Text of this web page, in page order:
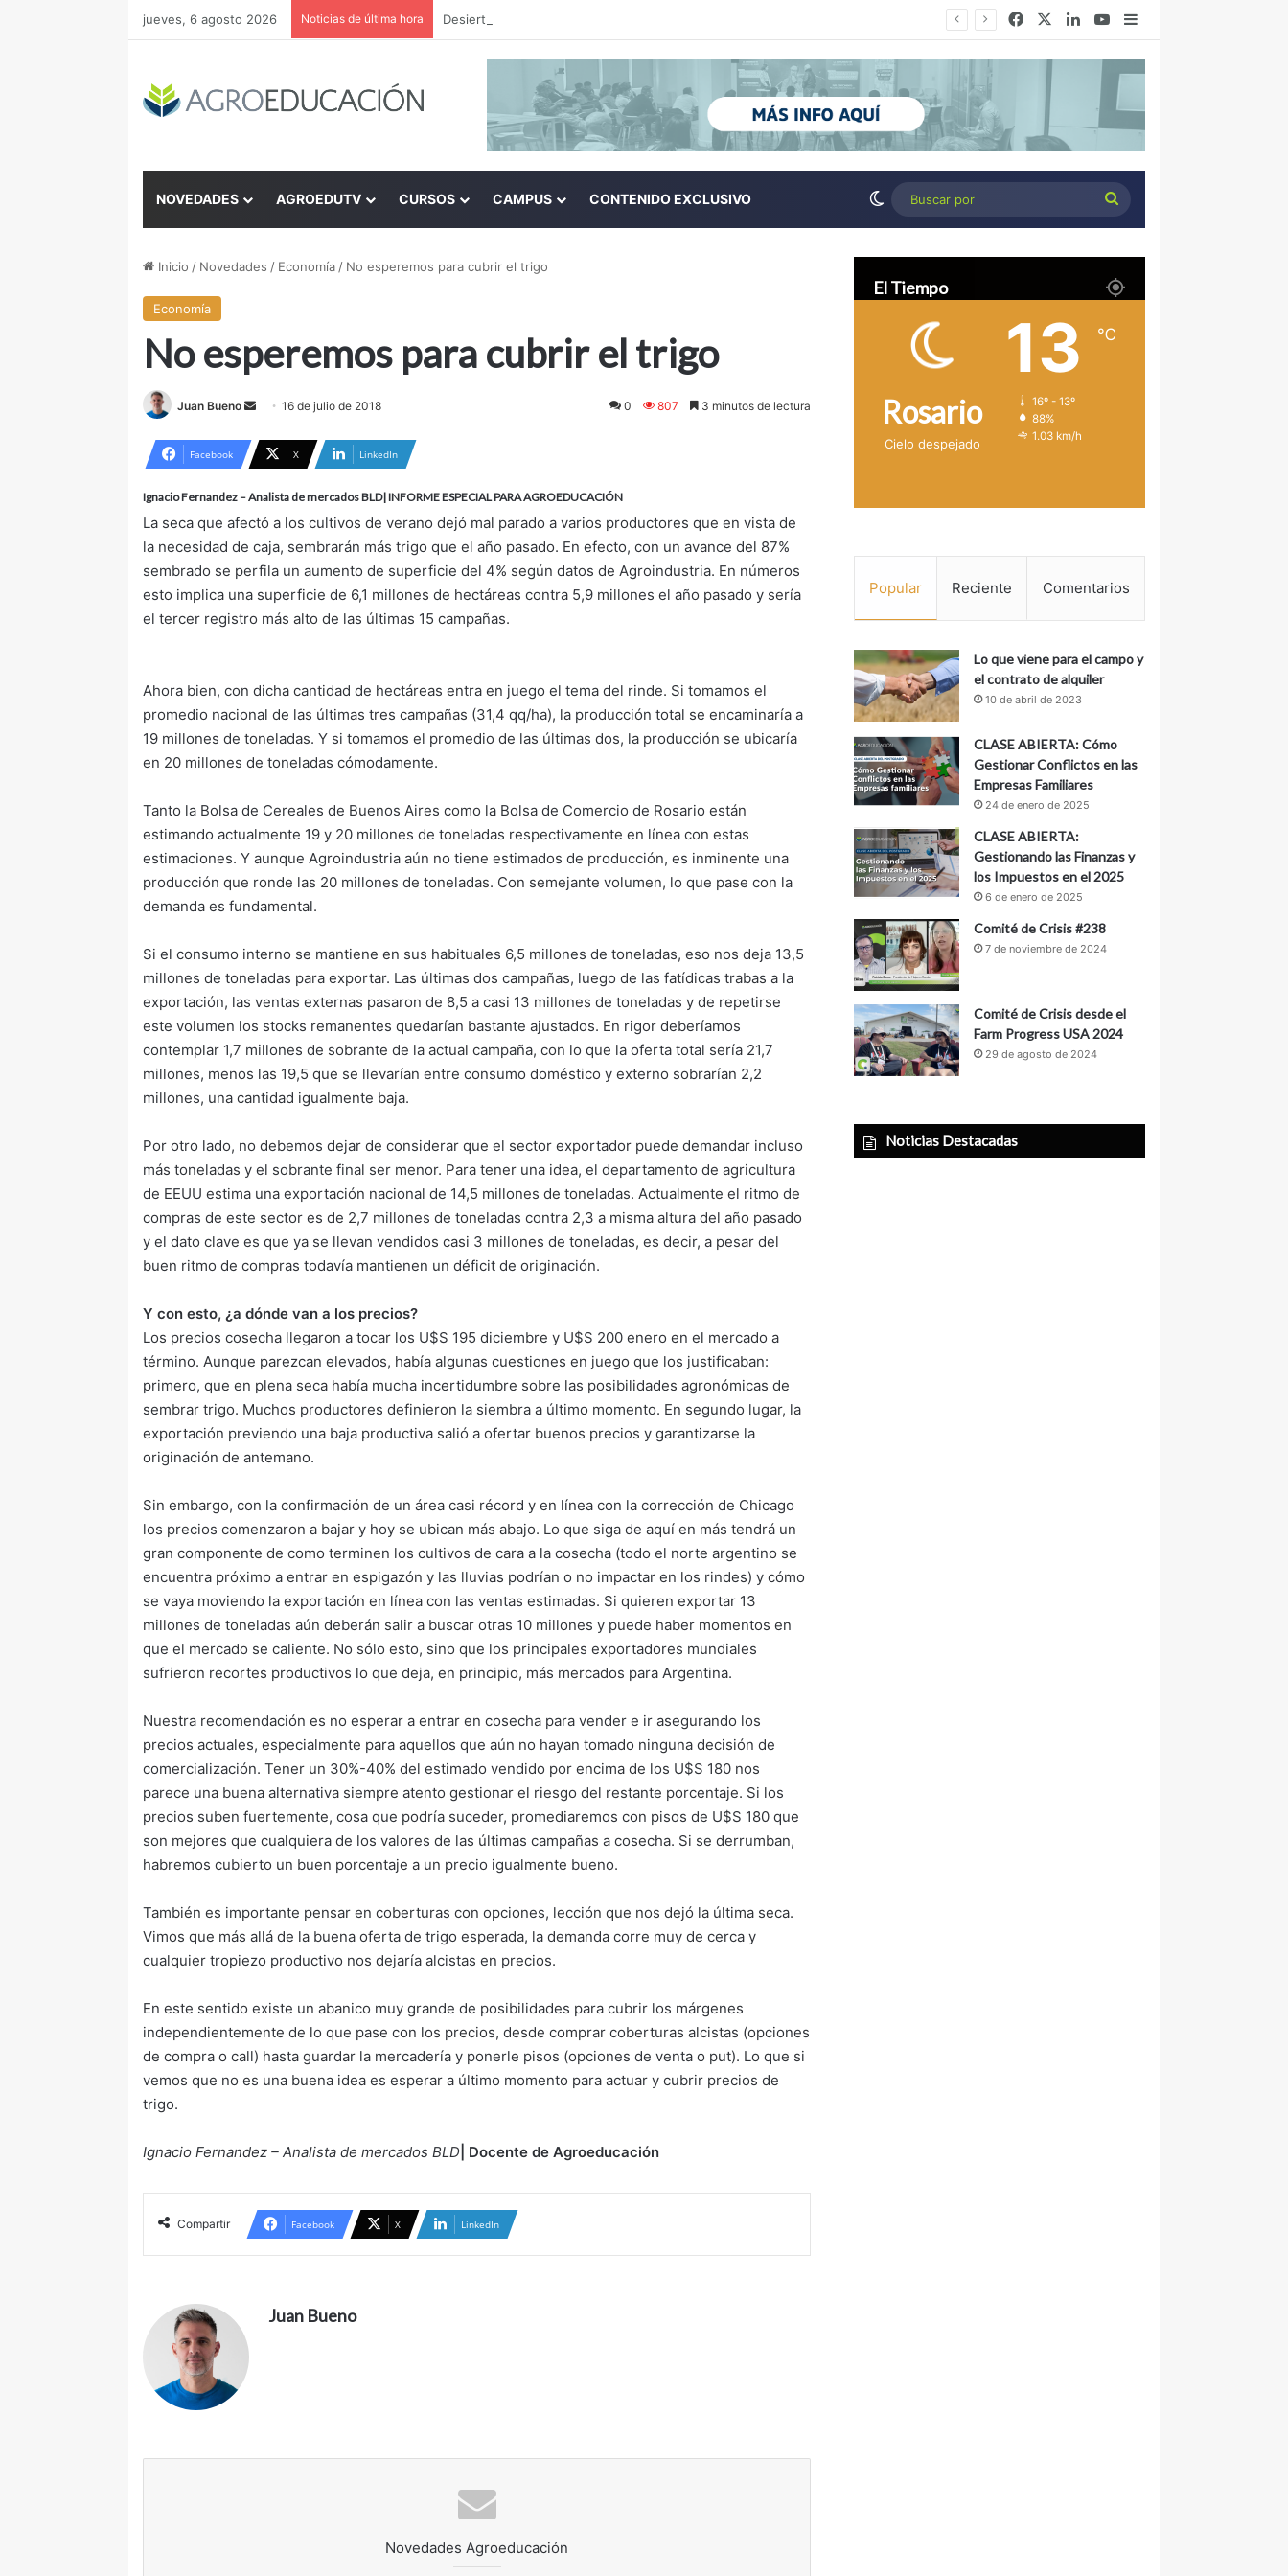
jueves, 6 agosto 2026 Noticias de última hora FacebookLinkedInYouTubeBarra lateral
NOVEDADES AGROEDUTV CURSOS CAMPUS CONTENIDO EXCLUSIVO Switch skin
Buscar
por
Inicio / Novedades / Economía / No esperemos para cubrir el trigo
Economía
No esperemos para cubrir el trigo
Juan Bueno
n
a
n
e
m
a
16 de julio de 2018 0 807 3 minutos de lectura
Facebook X LinkedIn
Ignacio Fernandez – Analista de mercados BLD| INFORME ESPECIAL PARA AGROEDUCACIÓN
La seca que afectó a los cultivos de verano dejó mal parado a varios productores que en vista de
la necesidad de caja, sembrarán más trigo que el año pasado. En efecto, con un avance del 87%
sembrado se perfila un aumento de superficie del 4% según datos de Agroindustria. En números
esto implica una superficie de 6,1 millones de hectáreas contra 5,9 millones el año pasado y sería
el tercer registro más alto de las últimas 15 campañas.
Ahora bien, con dicha cantidad de hectáreas entra en juego el tema del rinde. Si tomamos el
promedio nacional de las últimas tres campañas (31,4 qq/ha), la producción total se encaminaría a
19 millones de toneladas. Y si tomamos el promedio de las últimas dos, la producción se ubicaría
en 20 millones de toneladas cómodamente.
Tanto la Bolsa de Cereales de Buenos Aires como la Bolsa de Comercio de Rosario están
estimando actualmente 19 y 20 millones de toneladas respectivamente en línea con estas
estimaciones. Y aunque Agroindustria aún no tiene estimados de producción, es inminente una
producción que ronde las 20 millones de toneladas. Con semejante volumen, lo que pase con la
demanda es fundamental.
Si el consumo interno se mantiene en sus habituales 6,5 millones de toneladas, eso nos deja 13,5
millones de toneladas para exportar. Las últimas dos campañas, luego de las fatídicas trabas a la
exportación, las ventas externas pasaron de 8,5 a casi 13 millones de toneladas y de repetirse
este volumen los stocks remanentes quedarían bastante ajustados. En rigor deberíamos
contemplar 1,7 millones de sobrante de la actual campaña, con lo que la oferta total sería 21,7
millones, menos las 19,5 que se llevarían entre consumo doméstico y externo sobrarían 2,2
millones, una cantidad igualmente baja.
Por otro lado, no debemos dejar de considerar que el sector exportador puede demandar incluso
más toneladas y el sobrante final ser menor. Para tener una idea, el departamento de agricultura
de EEUU estima una exportación nacional de 14,5 millones de toneladas. Actualmente el ritmo de
compras de este sector es de 2,7 millones de toneladas contra 2,3 a misma altura del año pasado
y el dato clave es que ya se llevan vendidos casi 3 millones de toneladas, es decir, a pesar del
buen ritmo de compras todavía mantienen un déficit de originación.
Y con esto, ¿a dónde van a los precios?
Los precios cosecha llegaron a tocar los U$S 195 diciembre y U$S 200 enero en el mercado a
término. Aunque parezcan elevados, había algunas cuestiones en juego que los justificaban:
primero, que en plena seca había mucha incertidumbre sobre las posibilidades agronómicas de
sembrar trigo. Muchos productores definieron la siembra a último momento. En segundo lugar, la
exportación previendo una baja productiva salió a ofertar buenos precios y garantizarse la
originación de antemano.
Sin embargo, con la confirmación de un área casi récord y en línea con la corrección de Chicago
los precios comenzaron a bajar y hoy se ubican más abajo. Lo que siga de aquí en más tendrá un
gran componente de como terminen los cultivos de cara a la cosecha (todo el norte argentino se
encuentra próximo a entrar en espigazón y las lluvias podrían o no impactar en los rindes) y cómo
se vaya moviendo la exportación en línea con las ventas estimadas. Si quieren exportar 13
millones de toneladas aún deberán salir a buscar otras 10 millones y puede haber momentos en
que el mercado se caliente. No sólo esto, sino que los principales exportadores mundiales
sufrieron recortes productivos lo que deja, en principio, más mercados para Argentina.
Nuestra recomendación es no esperar a entrar en cosecha para vender e ir asegurando los
precios actuales, especialmente para aquellos que aún no hayan tomado ninguna decisión de
comercialización. Tener un 30%-40% del estimado vendido por encima de los U$S 180 nos
parece una buena alternativa siempre atento gestionar el riesgo del restante porcentaje. Si los
precios suben fuertemente, cosa que podría suceder, promediaremos con pisos de U$S 180 que
son mejores que cualquiera de los valores de las últimas campañas a cosecha. Si se derrumban,
habremos cubierto un buen porcentaje a un precio igualmente bueno.
También es importante pensar en coberturas con opciones, lección que nos dejó la última seca.
Vimos que más allá de la buena oferta de trigo esperada, la demanda corre muy de cerca y
cualquier tropiezo productivo nos dejaría alcistas en precios.
En este sentido existe un abanico muy grande de posibilidades para cubrir los márgenes
independientemente de lo que pase con los precios, desde comprar coberturas alcistas (opciones
de compra o call) hasta guardar la mercadería y ponerle pisos (opciones de venta o put). Lo que si
vemos que no es una buena idea es esperar a último momento para actuar y cubrir precios de
trigo.
Ignacio Fernandez – Analista de mercados BLD | Docente de Agroeducación
Compartir Facebook X LinkedIn
Juan Bueno
Novedades Agroeducación
El Tiempo
Rosario
Cielo despejado
13 ℃
16º - 13º
88%
1.03 km/h
Popular Reciente Comentarios
Lo que viene para el campo y
el contrato de alquiler
10 de abril de 2023
CLASE ABIERTA: Cómo
Gestionar Conflictos en las
Empresas Familiares
24 de enero de 2025
CLASE ABIERTA:
Gestionando las Finanzas y
los Impuestos en el 2025
6 de enero de 2025
Comité de Crisis #238
7 de noviembre de 2024
Comité de Crisis desde el
Farm Progress USA 2024
29 de agosto de 2024
Noticias Destacadas